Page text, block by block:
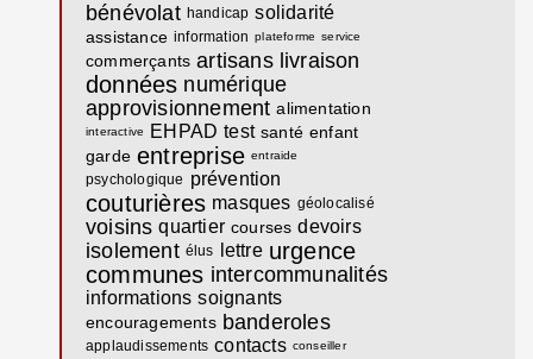
bénévolat handicap solidarité
assistance information plateforme service
commerçants artisans livraison
données numérique
approvisionnement alimentation
interactive EHPAD test santé enfant
garde entreprise entraide
psychologique prévention
couturières masques géolocalisé
voisins quartier courses devoirs
isolement élus lettre urgence
communes intercommunalités
informations soignants
encouragements banderoles
applaudissements contacts conseiller